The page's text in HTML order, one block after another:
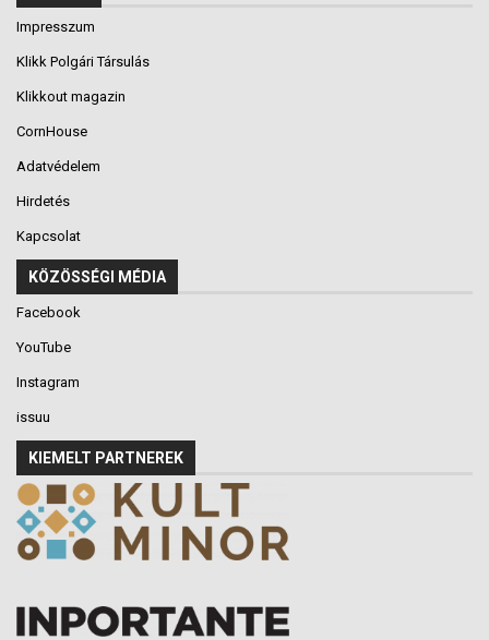
Impresszum
Klikk Polgári Társulás
Klikkout magazin
CornHouse
Adatvédelem
Hirdetés
Kapcsolat
KÖZÖSSÉGI MÉDIA
Facebook
YouTube
Instagram
issuu
KIEMELT PARTNEREK